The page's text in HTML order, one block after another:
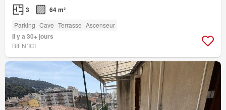
3 64 m²
Parking Cave Terrasse Ascenseur
Il y a 30+ jours
BIEN´ICI